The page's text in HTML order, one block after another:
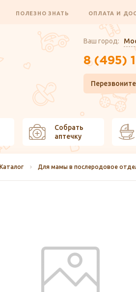
ПОЛЕЗНО ЗНАТЬ ОПЛАТА И
Ваш город:
8 (495)
Собрать
аптечку
Каталог Для мамы в послеродовое